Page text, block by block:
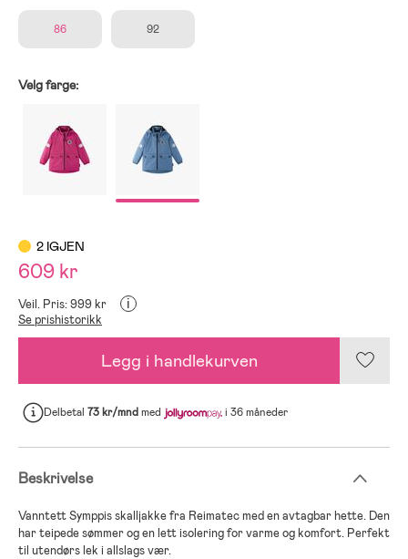
86 92
Velg farge:
2 IGJEN
609 kr
Veil. Pris: 999 kr i
Se prishistorikk
Legg i handlekurven
Delbetal 73 kr/mndmed i 36 måneder
Beskrivelse
Vanntett Symppis skalljakke fra Reimatec med en avtagbar hette. Den
har teipede sømmer og en lett isolering for varme og komfort. Perfekt
til utendørs lek i allslags vær.